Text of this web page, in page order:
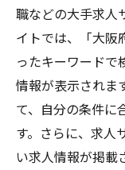
職などの大手求人
イトでは、「大阪
ったキーワードで
情報が表示されま
て、自分の条件に
す。さらに、求人
い求人情報が掲載